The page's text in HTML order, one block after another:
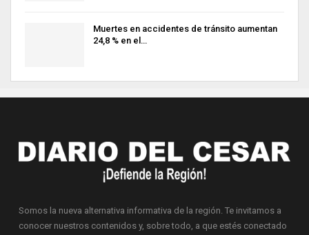
Muertes en accidentes de tránsito aumentan
24,8 % en el…
Somos la nueva alternativa informativa de la región. Te invitamos a
conocer nuestros contenidos y, sobre todo, a que estés conectado